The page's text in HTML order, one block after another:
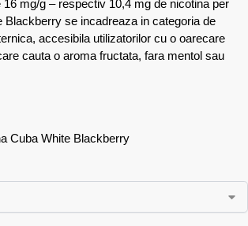
mg/g – respectiv 10,4 mg de nicotina per
Blackberry se incadreaza in categoria de
accesibila utilizatorilor cu o oarecare
cauta o aroma fructata, fara mentol sau
Cuba White Blackberry